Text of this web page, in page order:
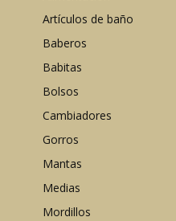
Artículos de baño
Baberos
Babitas
Bolsos
Cambiadores
Gorros
Mantas
Medias
Mordillos